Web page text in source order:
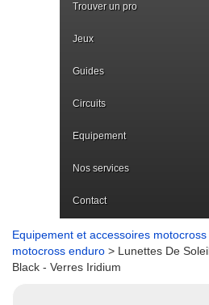
Trouver un pro
Jeux
Guides
Circuits
Equipement
Nos services
Contact
Equipement et accessoires
motocross enduro > Lunettes De
Black - Verres Iridium